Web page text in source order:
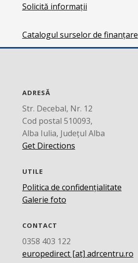
Solicită informații
Catalogul surselor de finanțare
ADRESĂ
Str. Decebal, Nr. 12
Cod postal 510093,
Alba Iulia, Județul Alba
Get Directions
UTILE
Politica de confidențialitate
Galerie foto
CONTACT
0358 403 122
europedirect [at] adrcentru.ro